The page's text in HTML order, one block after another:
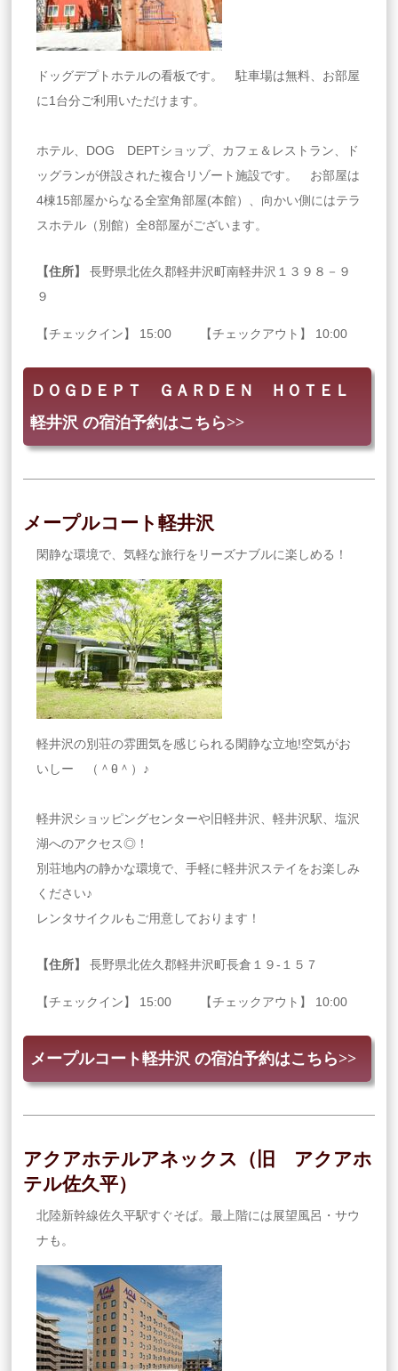
ドッグデプトホテルの看板です。 駐車場は無料、お部屋
に1台分ご利用いただけます。
ホテル、DOG DEPTショップ、カフェ＆レストラン、ド
ッグランが併設された複合リゾート施設です。 お部屋は
4棟15部屋からなる全室角部屋(本館）、向かい側にはテラ
スホテル（別館）全8部屋がございます。
【住所】
長野県北佐久郡軽井沢町南軽井沢１３９８－９
９
【チェックイン】 15:00 【チェックアウト】 10:00
ＤＯＧＤＥＰＴ ＧＡＲＤＥＮ ＨＯＴＥＬ
軽井沢 の宿泊予約はこちら>>
メープルコート軽井沢
閑静な環境で、気軽な旅行をリーズナブルに楽しめる！
軽井沢の別荘の雰囲気を感じられる閑静な立地!空気がお
いしー （＾θ＾）♪
軽井沢ショッピングセンターや旧軽井沢、軽井沢駅、塩沢
湖へのアクセス◎！
別荘地内の静かな環境で、手軽に軽井沢ステイをお楽しみ
ください♪
レンタサイクルもご用意しております！
【住所】 長野県北佐久郡軽井沢町長倉１９‐１５７
【チェックイン】 15:00 【チェックアウト】 10:00
メープルコート軽井沢 の宿泊予約はこちら>>
アクアホテルアネックス（旧 アクアホ
テル佐久平）
北陸新幹線佐久平駅すぐそば。最上階には展望風呂・サウ
ナも。